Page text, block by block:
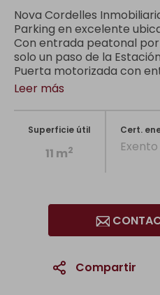
Nova Cordelles
Parking en excelente
Con entrada peatonal
solo un paso de la
Puerta motorizada con
Leer más
Superficie útil
11 m2
Cert.
Exento
Compartir